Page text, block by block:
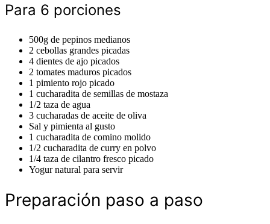
Para 6 porciones
500g de pepinos medianos
2 cebollas grandes picadas
4 dientes de ajo picados
2 tomates maduros picados
1 pimiento rojo picado
1 cucharadita de semillas de mostaza
1/2 taza de agua
3 cucharadas de aceite de oliva
Sal y pimienta al gusto
1 cucharadita de comino molido
1/2 cucharadita de curry en polvo
1/4 taza de cilantro fresco picado
Yogur natural para servir
Preparación paso a paso